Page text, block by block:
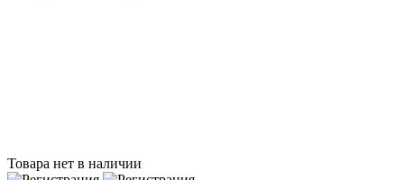
Товара нет в наличии